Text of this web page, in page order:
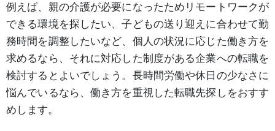
例えば、親の介護が必要になったためリモートワークが
できる環境を探したい、子どもの送り迎えに合わせて勤
務時間を調整したいなど、個人の状況に応じた働き方を
求めるなら、それに対応した制度がある企業への転職を
検討するとよいでしょう。長時間労働や休日の少なさに
悩んでいるなら、働き方を重視した転職先探しをおすす
めします。